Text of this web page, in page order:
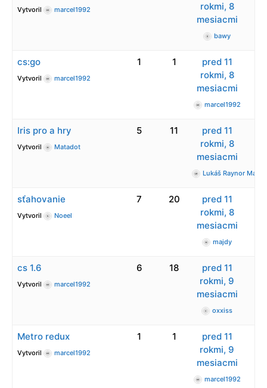
Vytvoril marcel1992
rokmi, 8
mesiacmi
bawy
cs:go
Vytvoril marcel1992
1 1
pred 11
rokmi, 8
mesiacmi
marcel1992
Iris pro a hry
Vytvoril Matadot
5 11
pred 11
rokmi, 8
mesiacmi
Lukáš Raynor Majer
sťahovanie
Vytvoril Noeel
7 20
pred 11
rokmi, 8
mesiacmi
majdy
cs 1.6
Vytvoril marcel1992
6 18
pred 11
rokmi, 9
mesiacmi
oxxiss
Metro redux
Vytvoril marcel1992
1 1
pred 11
rokmi, 9
mesiacmi
marcel1992